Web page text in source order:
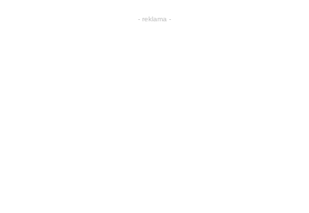
- reklama -